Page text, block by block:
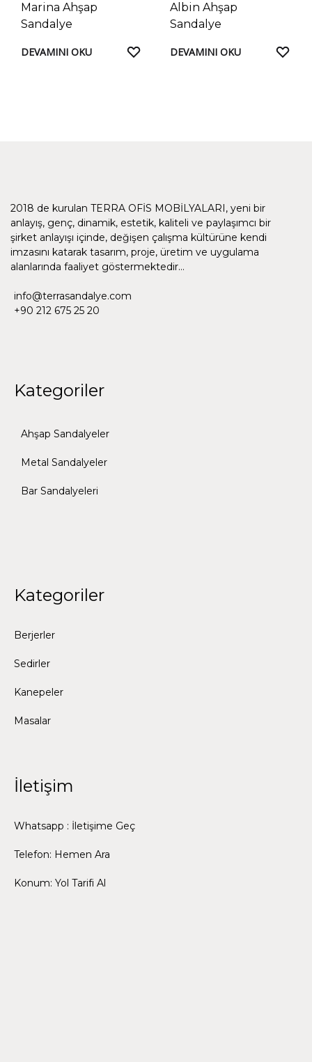
Marina Ahşap
Sandalye
DEVAMINI OKU
FAVORILERE
Albin Ahşap
Sandalye
DEVAMINI OKU
2018 de kurulan TERRA OFİS MOBİLYALARI, yeni bir
anlayış, genç, dinamik, estetik, kaliteli ve paylaşımcı bir
şirket anlayışı içinde, değişen çalışma kültürüne kendi
imzasını katarak tasarım, proje, üretim ve uygulama
alanlarında faaliyet göstermektedir…
info@terrasandalye.com
+90 212 675 25 20
Kategoriler
Ahşap Sandalyeler
Metal Sandalyeler
Bar Sandalyeleri
Kategoriler
Berjerler
Sedirler
Kanepeler
Masalar
İletişim
Whatsapp : İletişime Geç
Telefon: Hemen Ara
Konum: Yol Tarifi Al